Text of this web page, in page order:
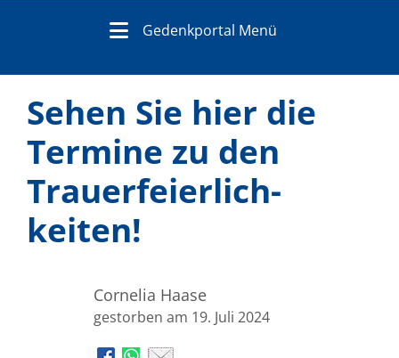
Gedenkportal Menü
Sehen Sie hier die
Termine zu den
Trauer­feierlich­
keiten!
Cornelia Haase
gestorben am 19. Juli 2024